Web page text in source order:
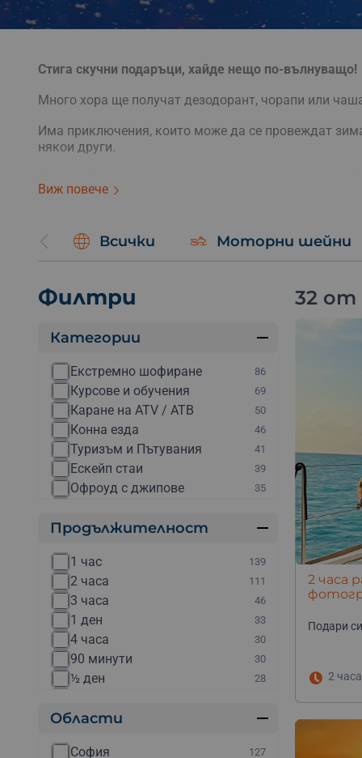
Стига скучни подаръци, хайде нещо по-вълнуващо!
Много хора ще получат дезодорант, чорапи или
Има приключения, които може да се провеждат
някои други.
Виж повече
Всички Моторни шейни
Филтри
Категории
Екстремно шофиране 86
Курсове и обучения 69
Каране на ATV / АТВ 50
Конна езда 46
Туризъм и Пътувания 41
Ескейп стаи 39
Офроуд с джипове 35
Други 20
Планински преходи 17
Каране на бъги 16
Полет с балон 14
Скок с бънджи 14
Електрически мотори 13
Обучение по ски 12
Катерене 11
🔥Отстъпки и промоции 11
Продължителност
1 час 139
2 часа 111
3 часа 46
1 ден 33
4 часа 30
90 минути 30
½ ден 28
2 дни 27
Области
София 127
32 от
2 часа
Подари
2 часа